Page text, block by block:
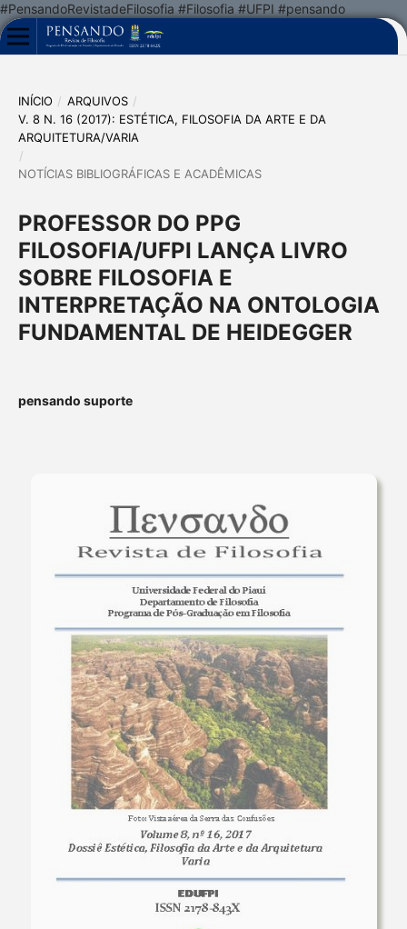
#PensandoRevistadeFilosofia #Filosofia #UFPI #pensando
INÍCIO / ARQUIVOS /
V. 8 N. 16 (2017): ESTÉTICA, FILOSOFIA DA ARTE E DA
ARQUITETURA/VARIA
/
NOTÍCIAS BIBLIOGRÁFICAS E ACADÊMICAS
PROFESSOR DO PPG
FILOSOFIA/UFPI LANÇA LIVRO
SOBRE FILOSOFIA E
INTERPRETAÇÃO NA ONTOLOGIA
FUNDAMENTAL DE HEIDEGGER
pensando suporte